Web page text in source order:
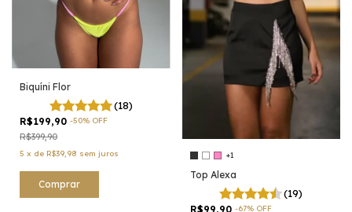
Biquíni Flor
(18)
R$199,90 -50% OFF
R$399,90
5 x de R$39,98 sem juros
Comprar
+1
Top Alexa
(19)
R$99,90 -67% OFF